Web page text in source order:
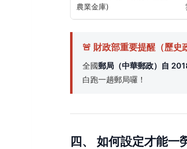
農業金庫)
🚨 財政部重要提醒（歷史
全國郵局（中華郵政）自
白跑一趟郵局囉！
四、 如何設定才能一